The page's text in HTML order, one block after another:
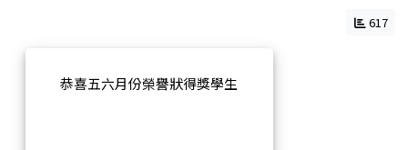
617
恭喜五六月份榮譽狀得獎學生